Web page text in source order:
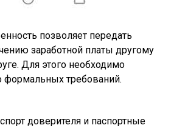
позволяет передать
заработной платы другому
Для этого необходимо
формальных требований.
доверителя и паспортные